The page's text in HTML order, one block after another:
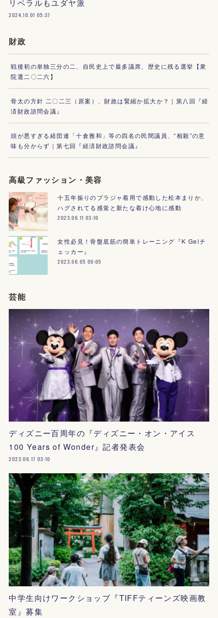
リベラルもユダヤ派
2024.10.01 05:37
財政
戦後初の単独三分の二、自民史上で最多議席、歴史に残る選挙【衆
院選二〇二六】
骨太の方針 二〇二三（原案）、財政は緊縮か拡大か？｜第八回『経
済財政諮問会議』
頭が悪すぎる経団連「十倉雅和」等の四名の民間議員、“相殺”の意
味も分からず｜第七回『経済財政諮問会議』
高級ファッション・美容
十五年振りのブラジャ着用で感動した松本まりか、
ハグされてる感覚と新たな着け心地に感動
2023.06.11 03:10
女性必見！骨盤底筋の簡単トレーニング『K Gelチ
ェッカー』
2023.06.05 00:05
芸能
ディズニー百周年の『ディズニー・オン・アイス
100 Years of Wonder』記者発表会
2023.06.17 03:10
中学生向けワークショップ『TIFFティーンズ映画教
室』募集